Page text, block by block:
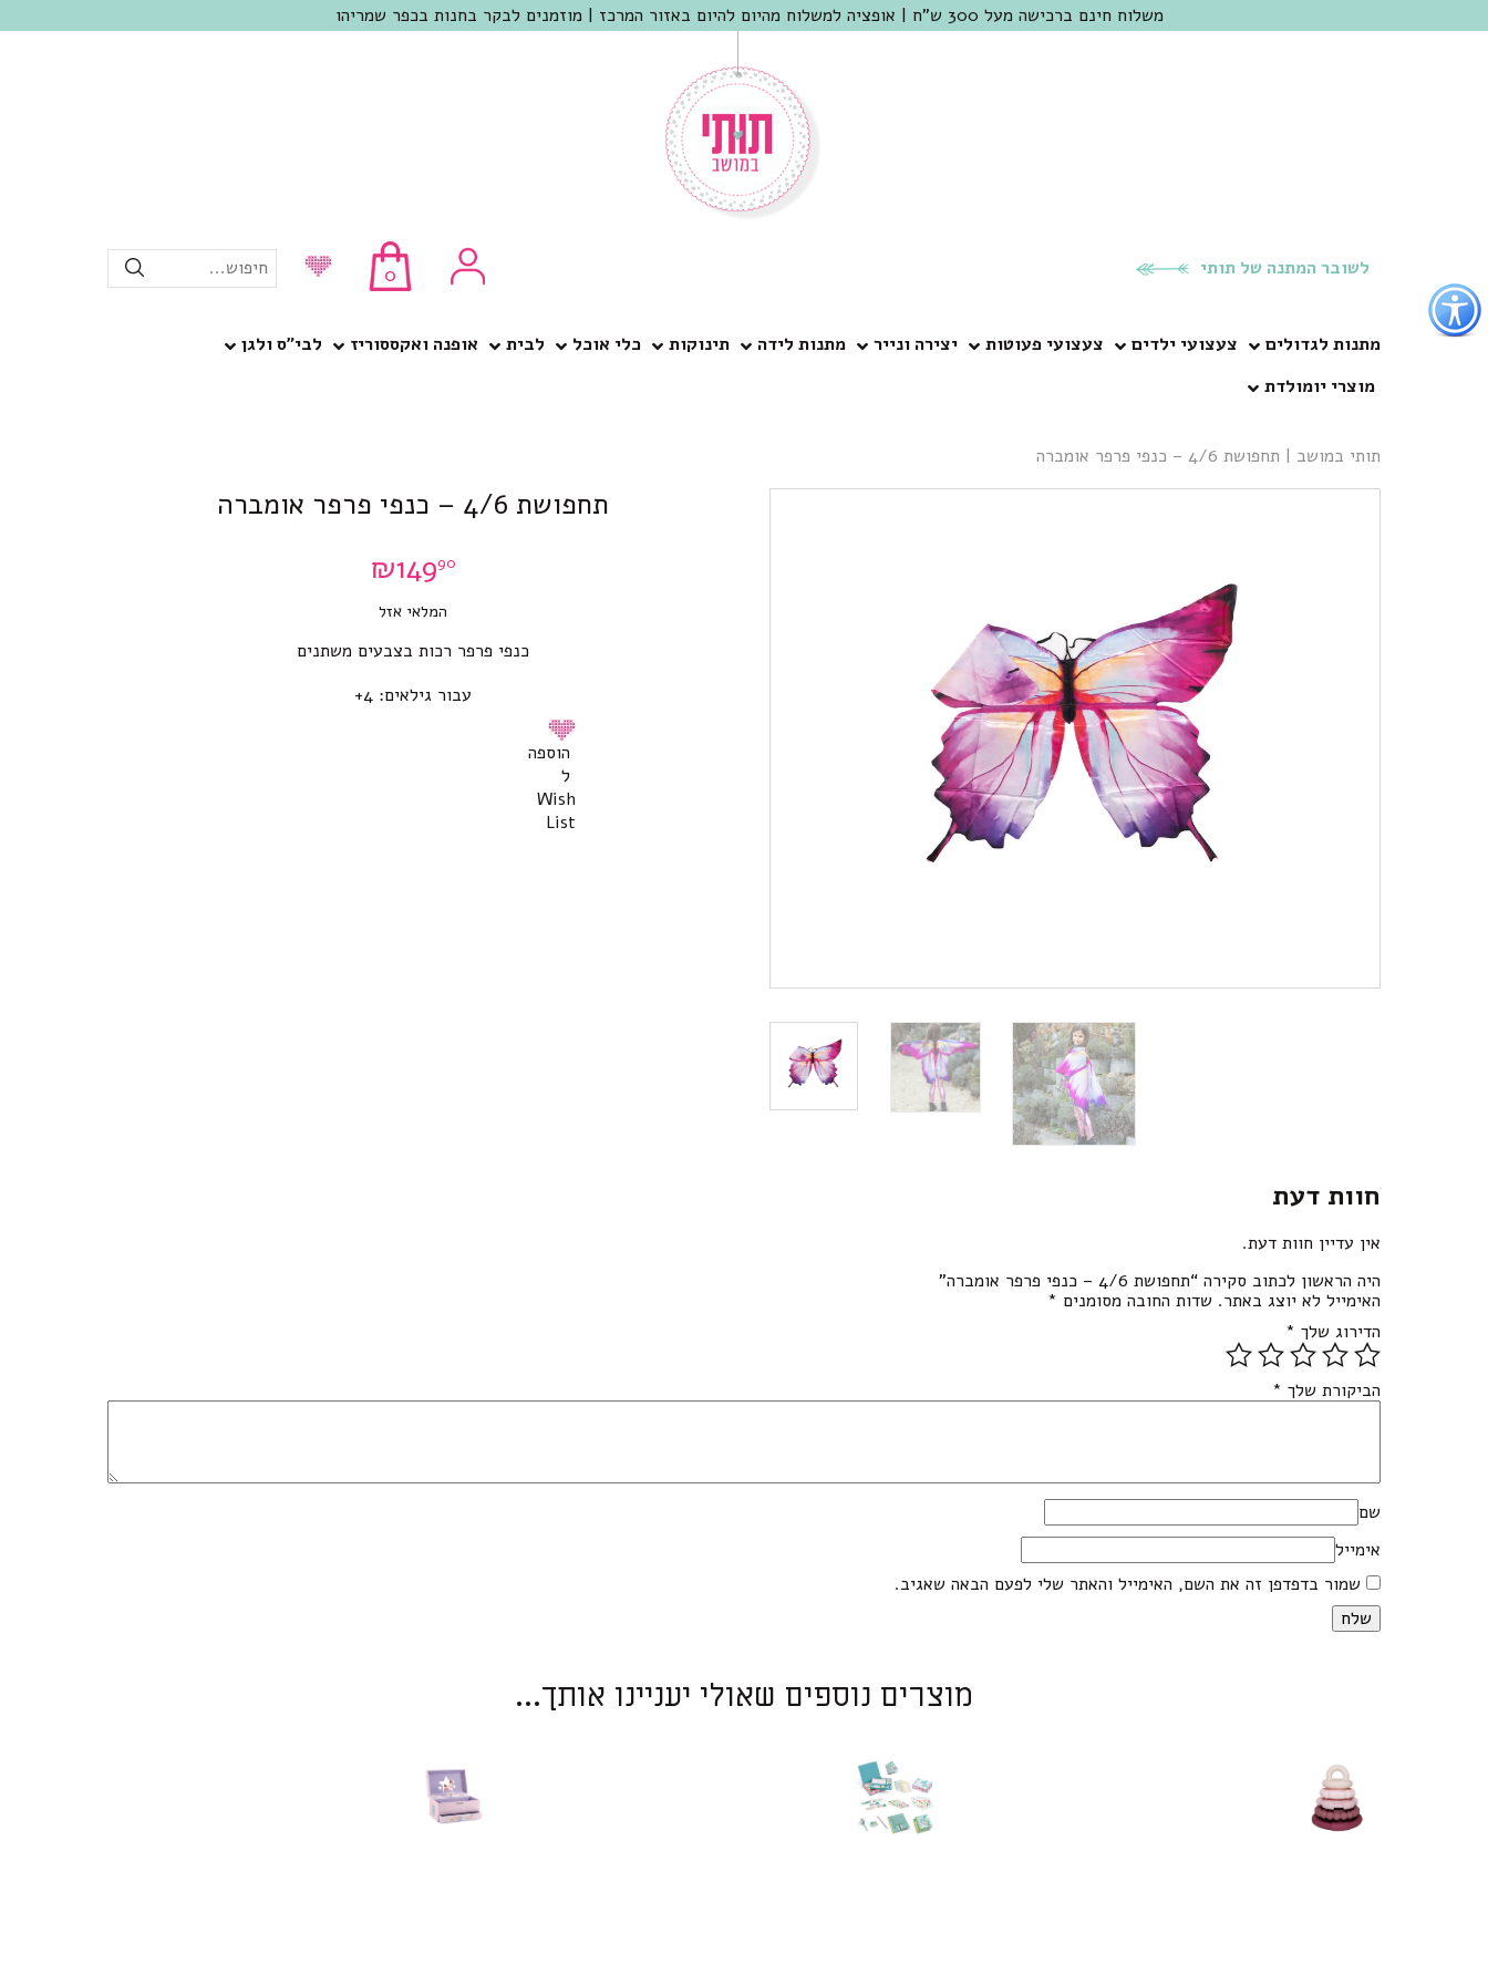
כפתור
לפתיחת
תפריט
נגישות
משלוח חינם ברכישה מעל 300 ש"ח | אופציה למשלוח מהיום להיום באזור המרכז | מוזמנים לבקר בחנות בכפר שמריהו
לשובר המתנה של תותי 0 חיפוש...
מתנות לגדולים צעצועי ילדים צעצועי פעוטות יצירה ונייר מתנות לידה תינוקות כלי אוכל לבית אופנה ואקססוריז
לבי”ס ולגן
מוצרי יומולדת
תותי במושב | תחפושת 4/6 – כנפי פרפר אומברה
תחפושת 4/6 – כנפי פרפר אומברה
₪14990
המלאי אזל
כנפי פרפר רכות בצבעים משתנים
עבור גילאים: 4+
הוספה
ל
Wish
List
חוות דעת
אין עדיין חוות דעת.
היה הראשון לכתוב סקירה “תחפושת 4/6 – כנפי פרפר אומברה”
האימייל לא יוצג באתר. שדות החובה מסומנים *
הדירוג שלך *
הביקורת שלך *
שם
אימייל
שמור בדפדפן זה את השם, האימייל והאתר שלי לפעם הבאה שאגיב.
מוצרים נוספים שאולי יעניינו אותך...